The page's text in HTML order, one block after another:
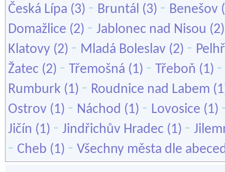
Česká Lípa (3) - Bruntál (3) - Benešov
Domažlice (2) - Jablonec nad Nisou
Klatovy (2) - Mladá Boleslav (2) -
Žatec (2) - Třemošná (1) - Třeboň (1)
Rumburk (1) - Roudnice nad Labem
Ostrov (1) - Náchod (1) - Lovosice (1)
Jičín (1) - Jindřichův Hradec (1) -
- Cheb (1) - Všechny města dle